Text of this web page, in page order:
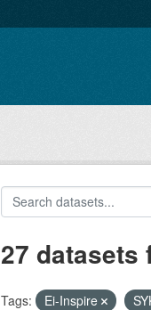
27 datasets
Tags: Ei-Inspire